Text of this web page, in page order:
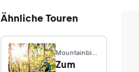
Ähnliche Touren
Mountainbike
· Bayern
Zum